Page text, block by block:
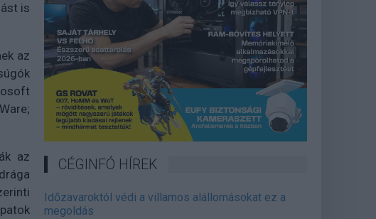
is
az
az
CÉGINFÓ HÍREK
Időzavaroktól védi a villamos alállomásokat ez a
megoldás